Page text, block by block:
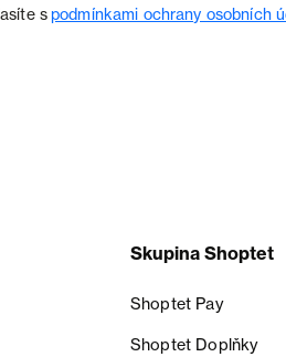
spodmínkami ochrany osobních
Skupina Shoptet
Shoptet Pay
Shoptet Doplňky